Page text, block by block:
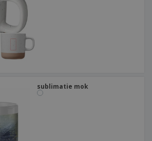
sublimatie mok